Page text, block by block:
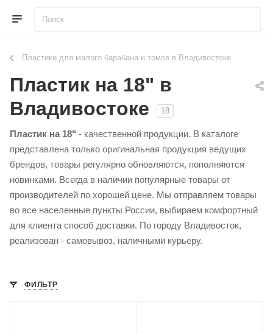
Пластики для малого барабана и томов в Владивостоке
Пластик на 18" в
Владивостоке
18
Пластик на 18" - качественной продукции. В каталоге
представлена только оригинальная продукция ведущих
брендов, товары регулярно обновляются, пополняются
новинками. Всегда в наличии популярные товары от
производителей по хорошей цене. Мы отправляем товары
во все населенные пункты России, выбираем комфортный
для клиента способ доставки. По городу Владивосток,
реализован - самовывоз, наличными курьеру.
ФИЛЬТР